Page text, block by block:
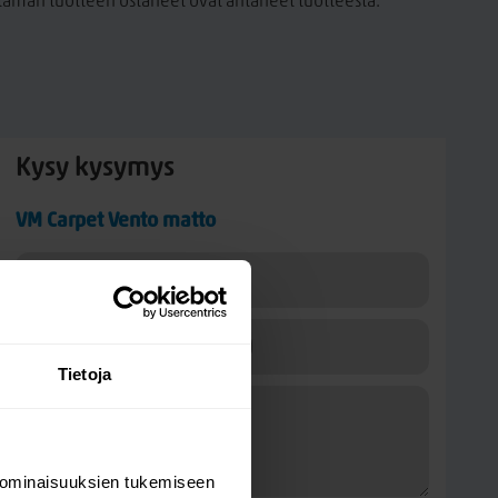
Tietoja
tukemiseen
Kysy kysymys
VM Carpet Vento matto